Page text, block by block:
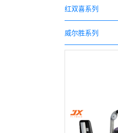
红双喜系列
威尔胜系列